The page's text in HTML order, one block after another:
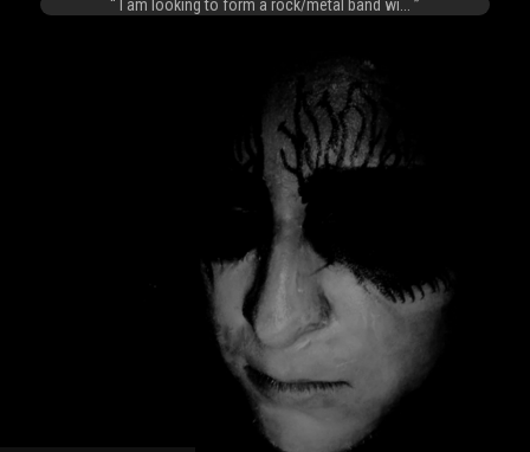
I am looking to form a rock/metal band wi...